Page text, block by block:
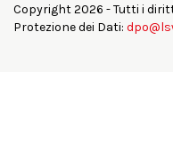
Copyright 2026 - Tutti i
Protezione dei Dati: